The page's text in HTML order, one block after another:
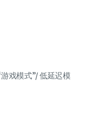
戏模式”/ 低延迟模